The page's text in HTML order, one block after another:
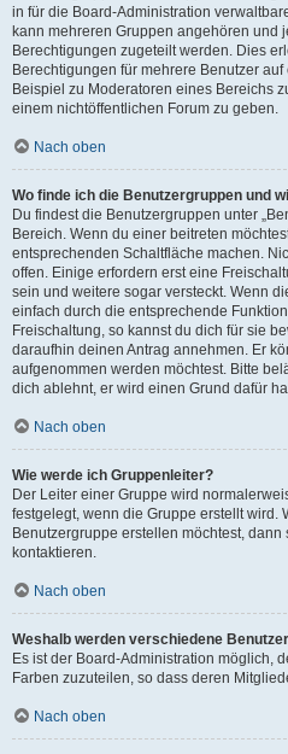
in für die Board-Administration
kann mehreren Gruppen angehören und
Berechtigungen zugeteilt werden. Dies
Berechtigungen für mehrere Benutzer
Beispiel zu Moderatoren eines Bereichs
einem nichtöffentlichen Forum zu geben.
Nach oben
Wo finde ich die Benutzergruppen und
Du findest die Benutzergruppen unter
Bereich. Wenn du einer beitreten
entsprechenden Schaltfläche machen.
offen. Einige erfordern erst eine
sein und weitere sogar versteckt. Wenn
einfach durch die entsprechende
Freischaltung, so kannst du dich für sie
daraufhin deinen Antrag annehmen. Er
aufgenommen werden möchtest. Bitte
dich ablehnt, er wird einen Grund dafür
Nach oben
Wie werde ich Gruppenleiter?
Der Leiter einer Gruppe wird
festgelegt, wenn die Gruppe erstellt wird.
Benutzergruppe erstellen möchtest,
kontaktieren.
Nach oben
Weshalb werden verschiedene
Es ist der Board-Administration möglich,
Farben zuzuteilen, so dass deren
Nach oben